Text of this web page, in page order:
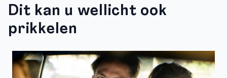
Dit kan u wellicht ook
prikkelen